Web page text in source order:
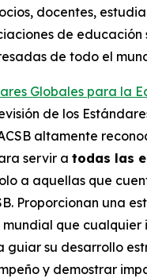
docentes,
de educación
de todo el
Globales para la
de los
altamente
servir a todas las
a aquellas que
Proporcionan una
que cualquier
guiar su desarrollo
y demostrar